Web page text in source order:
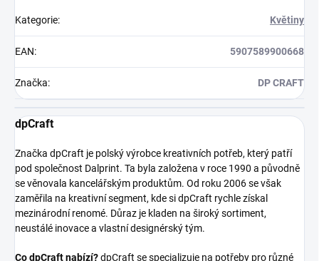
Kategorie: Květiny
EAN: 5907589900668
Značka: DP CRAFT
dpCraft
Značka dpCraft je polský výrobce kreativních potřeb, který patří
pod společnost Dalprint. Ta byla založena v roce 1990 a původně
se věnovala kancelářským produktům. Od roku 2006 se však
zaměřila na kreativní segment, kde si dpCraft rychle získal
mezinárodní renomé. Důraz je kladen na široký sortiment,
neustálé inovace a vlastní designérský tým.
Co dpCraft nabízí?dpCraft se specializuje na potřeby pro různé